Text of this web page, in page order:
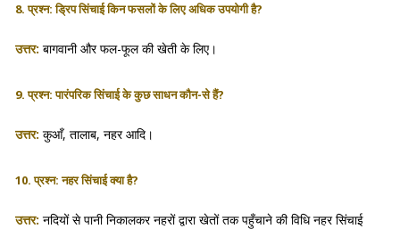
8. प्रश्न: ड्रिप सिंचाई किन फसलों के लिए अधिक उपयोगी है?
उत्तर: बागवानी और फल-फूल की खेती के लिए।
9. प्रश्न: पारंपरिक सिंचाई के कुछ साधन कौन-से हैं?
उत्तर: कुआँ, तालाब, नहर आदि।
10. प्रश्न: नहर सिंचाई क्या है?
उत्तर: नदियों से पानी निकालकर नहरों द्वारा खेतों तक पहुँचाने की विधि नहर सिंचाई